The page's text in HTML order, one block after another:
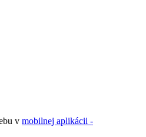
v mobilnej aplikácii -